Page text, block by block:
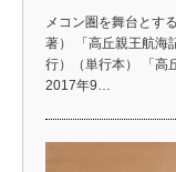
メコン圏を舞台とす
著） 「高丘親王航海
行）（単行本） 「高
2017年9…